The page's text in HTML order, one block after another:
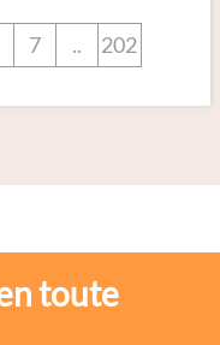
7 .. 202
toute